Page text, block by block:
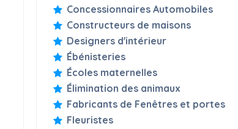
Concessionnaires Automobiles
Constructeurs de maisons
Designers d'intérieur
Ébénisteries
Écoles maternelles
Élimination des animaux
Fabricants de Fenêtres et portes
Fleuristes